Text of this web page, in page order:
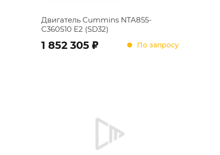
Двигатель Cummins NTA855-
C360S10 Е2 (SD32)
1 852 305 ; По запросу